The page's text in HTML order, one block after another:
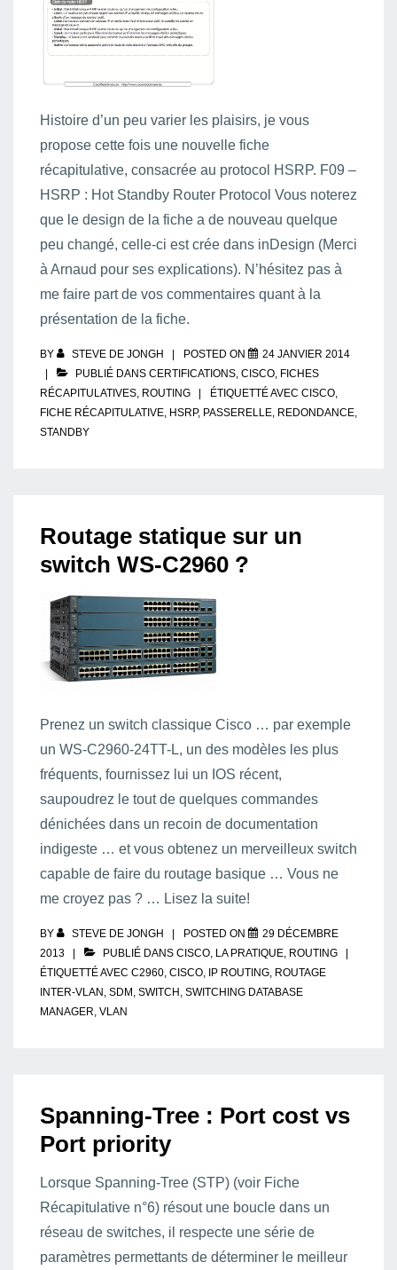
Histoire d’un peu varier les plaisirs, je vous
propose cette fois une nouvelle fiche
récapitulative, consacrée au protocol HSRP. F09 –
HSRP : Hot Standby Router Protocol Vous noterez
que le design de la fiche a de nouveau quelque
peu changé, celle-ci est crée dans inDesign (Merci
à Arnaud pour ses explications). N’hésitez pas à
me faire part de vos commentaires quant à la
présentation de la fiche.
BY STEVE DE JONGH POSTED ON
24 JANVIER 2014
PUBLIÉ DANS CERTIFICATIONS, CISCO, FICHES
RÉCAPITULATIVES, ROUTING ÉTIQUETTÉ AVEC CISCO,
FICHE RÉCAPITULATIVE, HSRP, PASSERELLE, REDONDANCE,
STANDBY
Routage statique sur un
switch WS-C2960 ?
Prenez un switch classique Cisco … par exemple
un WS-C2960-24TT-L, un des modèles les plus
fréquents, fournissez lui un IOS récent,
saupoudrez le tout de quelques commandes
dénichées dans un recoin de documentation
indigeste … et vous obtenez un merveilleux switch
capable de faire du routage basique … Vous ne
me croyez pas ? … Lisez la suite!
BY STEVE DE JONGH POSTED ON
29 DÉCEMBRE
2013
PUBLIÉ DANS CISCO, LA PRATIQUE, ROUTING
ÉTIQUETTÉ AVEC C2960, CISCO, IP ROUTING, ROUTAGE
INTER-VLAN , SDM , SWITCH , SWITCHING DATABASE
MANAGER, VLAN
Spanning-Tree : Port cost vs
Port priority
Lorsque Spanning-Tree (STP) (voir Fiche
Récapitulative n°6) résout une boucle dans un
réseau de switches, il respecte une série de
paramètres permettants de déterminer le meilleur